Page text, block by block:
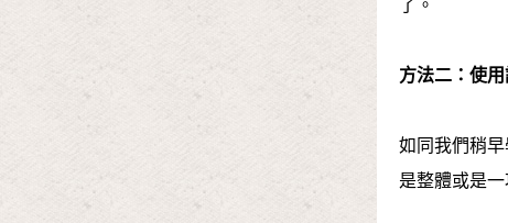
了。
方法二：使
如同我們稍
是整體或是